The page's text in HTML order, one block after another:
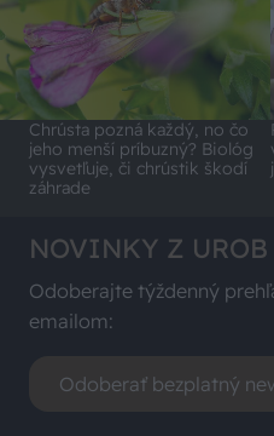
Chrústa pozná každý, no čo
jeho menší príbuzný? Biológ
vysvetľuje, či chrústik škodí
záhrade
NOVINKY Z
Odoberajte týždenný
emailom:
Odoberať bezplatný